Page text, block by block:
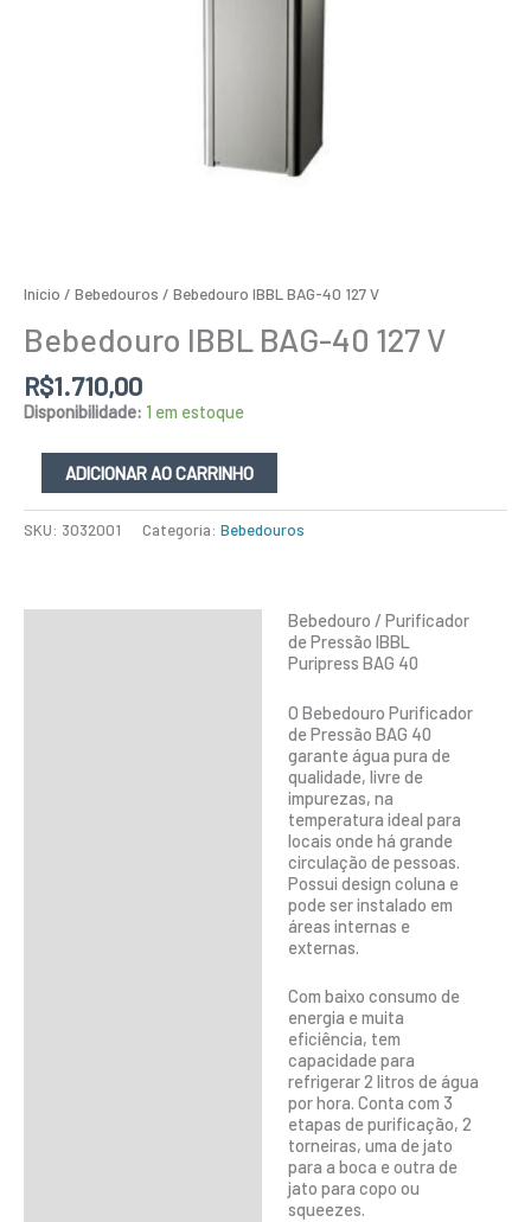
Início / Bebedouros / Bebedouro IBBL BAG-40 127 V
Bebedouro IBBL BAG-40 127 V
R$1.710,00
Disponibilidade: 1 em estoque
ADICIONAR AO CARRINHO
SKU: 3032001 Categoria: Bebedouros
Bebedouro / Purificador
de Pressão IBBL
Puripress BAG 40
O Bebedouro Purificador
de Pressão BAG 40
garante água pura de
qualidade, livre de
impurezas, na
temperatura ideal para
locais onde há grande
circulação de pessoas.
Possui design coluna e
pode ser instalado em
áreas internas e
externas.
Com baixo consumo de
energia e muita
eficiência, tem
capacidade para
refrigerar 2 litros de água
por hora. Conta com 3
etapas de purificação, 2
torneiras, uma de jato
para a boca e outra de
jato para copo ou
squeezes.